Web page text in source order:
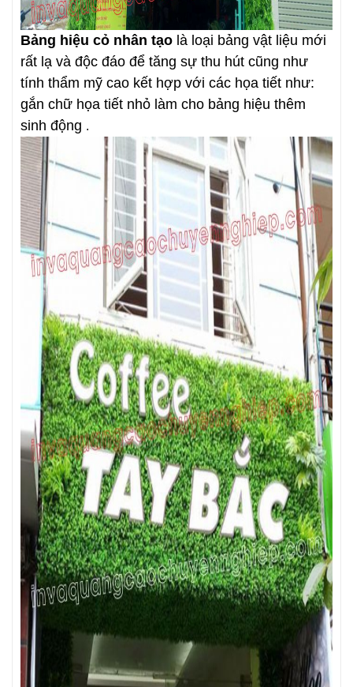
Bảng hiệu cỏ nhân tạo là loại bảng vật liệu mới
rất lạ và độc đáo để tăng sự thu hút cũng như
tính thẩm mỹ cao kết hợp với các họa tiết như:
gắn chữ họa tiết nhỏ làm cho bảng hiệu thêm
sinh động .